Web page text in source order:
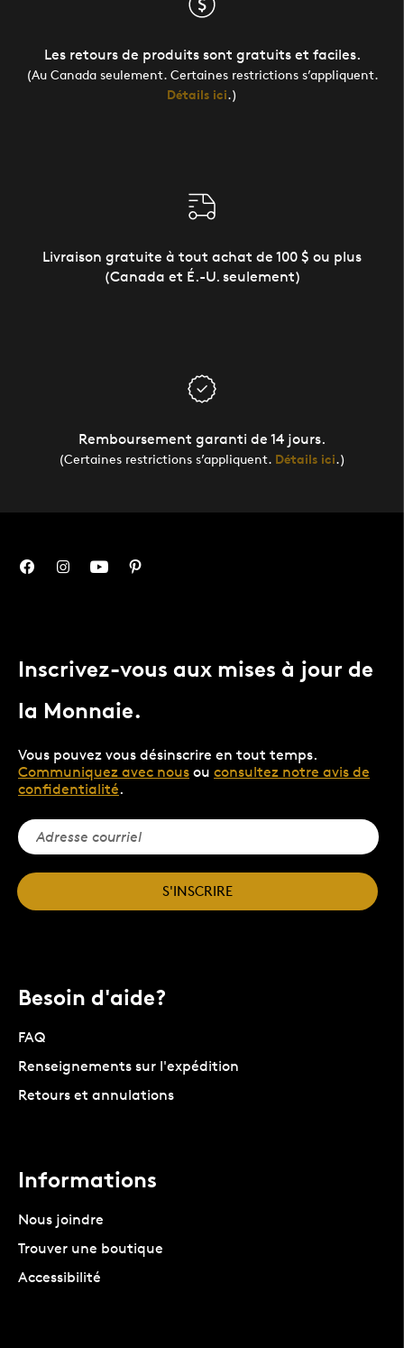
Les retours de produits sont gratuits et faciles.
(Au Canada seulement. Certaines restrictions s’appliquent.
Détails ici.)
Livraison gratuite à tout achat de 100 $ ou plus
(Canada et É.-U. seulement)
Remboursement garanti de 14 jours.
(Certaines restrictions s’appliquent. Détails ici.)
Inscrivez-vous aux mises à jour de
la Monnaie.
Vous pouvez vous désinscrire en tout temps.
Communiquez avec nous ou consultez notre avis de
confidentialité.
S'INSCRIRE
Besoin d'aide?
FAQ
Renseignements sur l'expédition
Retours et annulations
Informations
Nous joindre
Trouver une boutique
Accessibilité